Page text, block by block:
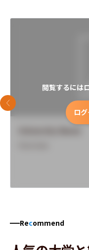
閲覧するには
ロ
前のスライド
Recommend